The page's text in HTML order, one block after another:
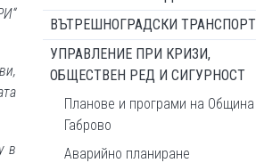
в
ВЪТРЕШНОГРАДСКИ ТРАНСПОРТ
УПРАВЛЕНИЕ ПРИ КРИЗИ,
ОБЩЕСТВЕН РЕД И СИГУРНОСТ
Планове и програми на Община
Габрово
Аварийно планиране